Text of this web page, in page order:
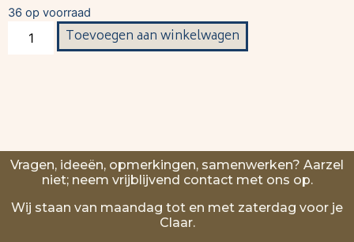
36 op voorraad
Toevoegen aan winkelwagen
Vragen, ideeën, opmerkingen, samenwerken? Aarzel
niet; neem vrijblijvend contact met ons op.
Wij staan van maandag tot en met zaterdag voor je
Claar.